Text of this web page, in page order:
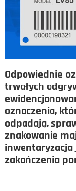
Odpowiednie
trwałych
oznaczenia,
odpadają,
znakowanie
zakończenia